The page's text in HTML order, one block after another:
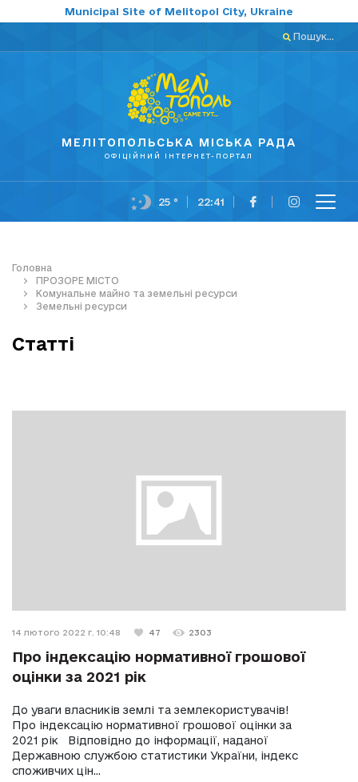
Municipal Site of Melitopol City, Ukraine
Пошук...
МЕЛІТОПОЛЬСЬКА МІСЬКА РАДА
ОФІЦІЙНИЙ ІНТЕРНЕТ-ПОРТАЛ
25 ° 22:41
Головна
ПРОЗОРЕ МІСТО
Комунальне майно та земельні ресурси
Земельнi ресурси
Статті
14 лютого 2022 г. 10:48 47 2303
Про індексацію нормативної грошової
оцінки за 2021 рік
До уваги власників землі та землекористувачів!
Про індексацію нормативної грошової оцінки за
2021 рік Відповідно до інформації, наданої
Державною службою статистики України, індекс
споживчих цін...